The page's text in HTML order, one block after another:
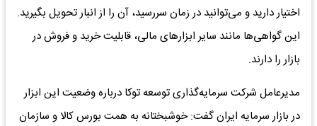
اختیار دارید و می‌توانید در زمان سررسید، آن را از انبار تحویل بگیرید.
این گواهی‌ها مانند سایر ابزارهای مالی، قابلیت خرید و فروش در
بازار را دارند.
مدیرعامل شرکت سرمایه‌گذاری توسعه توکا درباره وضعیت این ابزار
در بازار سرمایه ایران گفت: خوشبختانه به همت بورس کالا و سازمان